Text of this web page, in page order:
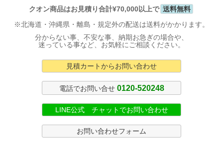
クオン商品はお見積り合計¥70,000以上で 送料無料
※北海道・沖縄県・離島・規定外の配送は送料がかかります。
分からない事、不安な事、納期お急ぎの場合や、
迷っている事など、お気軽にご相談ください。
見積カートからお問い合わせ
電話でお問い合せ 0120-520248
LINE公式 チャットでお問い合わせ
お問い合わせフォーム